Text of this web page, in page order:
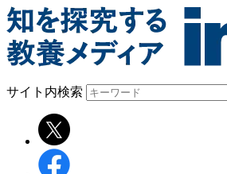
サイト内検索